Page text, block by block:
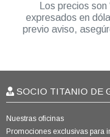
Los precios
expresados en
previo aviso,
SOCIO TITANIO DE
Nuestras oficinas
Promociones exclusivas para